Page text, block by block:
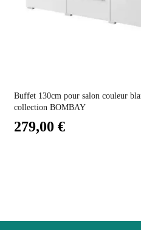
Buffet 130cm pour salon couleur
collection BOMBAY
279,00 €